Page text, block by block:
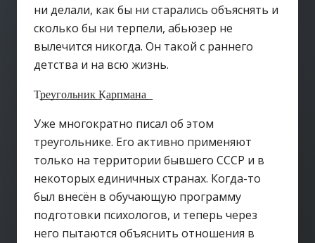
ни делали, как бы ни старались объяснять и
сколько бы ни терпели, абьюзер не
вылечится никогда. Он такой с раннего
детства и на всю жизнь.
Т͟р͟е͟у͟г͟о͟л͟ь͟н͟и͟к͟ К͟а͟р͟п͟м͟а͟н͟а͟
Уже многократно писал об этом
треугольнике. Его активно применяют
только на территории бывшего СССР и в
некоторых единичных странах. Когда-то
был внесён в обучающую программу
подготовки психологов, и теперь через
него пытаются объяснить отношения в